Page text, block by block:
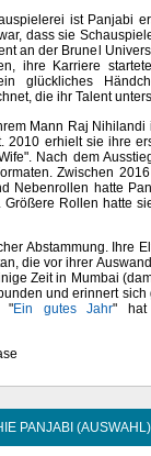
ist Panjabi
dass sie
an der Brunel
ihre Karriere
glückliches
die ihr Talent
Mann Raj
2010 erhielt sie ihre
Nach dem
Zwischen
Nebenrollen hatte
Größere Rollen hatte
Abstammung. Ihre
die vor ihrer
Zeit in Mumbai
und erinnert
"Ein gutes Jahr" hat
PANJABI (AUSWAHL)